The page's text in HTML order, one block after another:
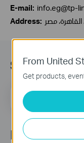
E-mail: info.eg@tp-
Address:
Subscription
Email Address
Follow Us
From United
Get products,